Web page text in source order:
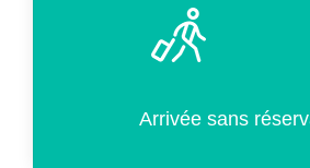
Arrivée sans
Il s'agit de sélectionner une
d'effectuer les mêmes démarches